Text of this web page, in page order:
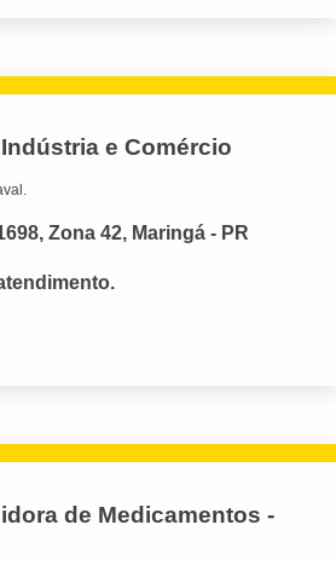
e Comércio
Zona 42, Maringá - PR
de Medicamentos -